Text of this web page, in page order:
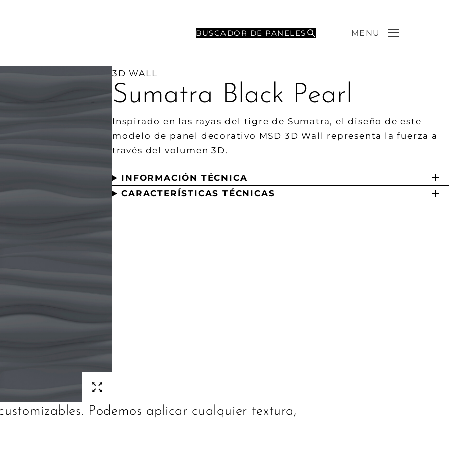
BUSCADOR DE PANELES MENU
3D WALL
Sumatra Black Pearl
Inspirado en las rayas del tigre de Sumatra, el diseño de este
modelo de panel decorativo MSD 3D Wall representa la fuerza a
través del volumen 3D.
INFORMACIÓN TÉCNICA
CARACTERÍSTICAS TÉCNICAS
Podemos aplicar cualquier textura,